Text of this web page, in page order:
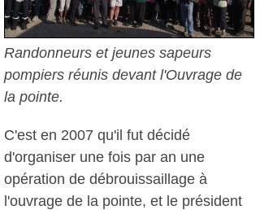
Randonneurs et jeunes sapeurs
pompiers réunis devant l'Ouvrage de
la pointe.
C'est en 2007 qu'il fut décidé
d'organiser une fois par an une
opération de débrouissaillage à
l'ouvrage de la pointe, et le président